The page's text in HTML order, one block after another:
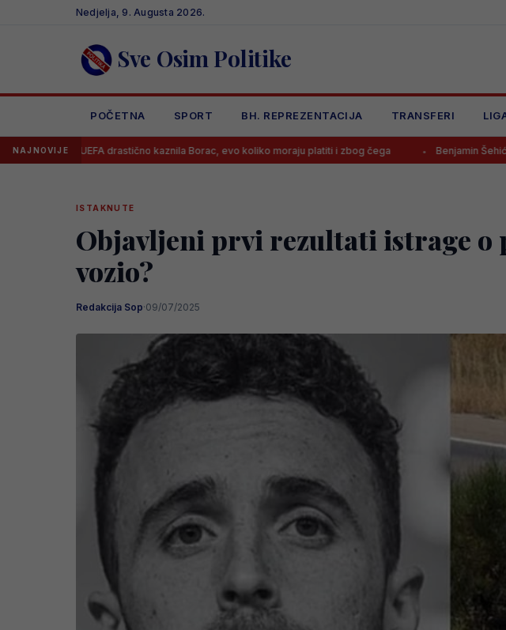
Nedjelja, 9. Augusta 2026.
Sve Osim Politike
POČETNA SPORT BH. REPREZENTACIJA TRANSFERI
NAJNOVIJE
drastično kaznila Borac, evo koliko moraju platiti i zbog čega Benjamin Šehić poražen četvrti
ISTAKNUTE
Objavljeni prvi rezultati istrage o
vozio?
Redakcija Sop·09/07/2025